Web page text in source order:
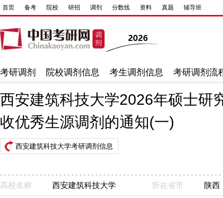
首页 备考 院校 研招 调剂 分数线 资料 真题 辅导班
考研调剂 院校调剂信息 考生调剂信息 考研调剂流
西安建筑科技大学2026年硕士研
收优秀生源调剂的通知(一)
西安建筑科技大学考研调剂信息
高校名称 西安建筑科技大学 所在省市 陕西